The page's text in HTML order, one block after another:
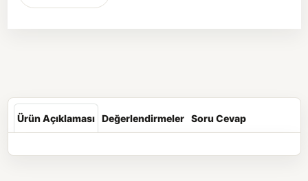
Ürün Açıklaması Değerlendirmeler Soru Cevap